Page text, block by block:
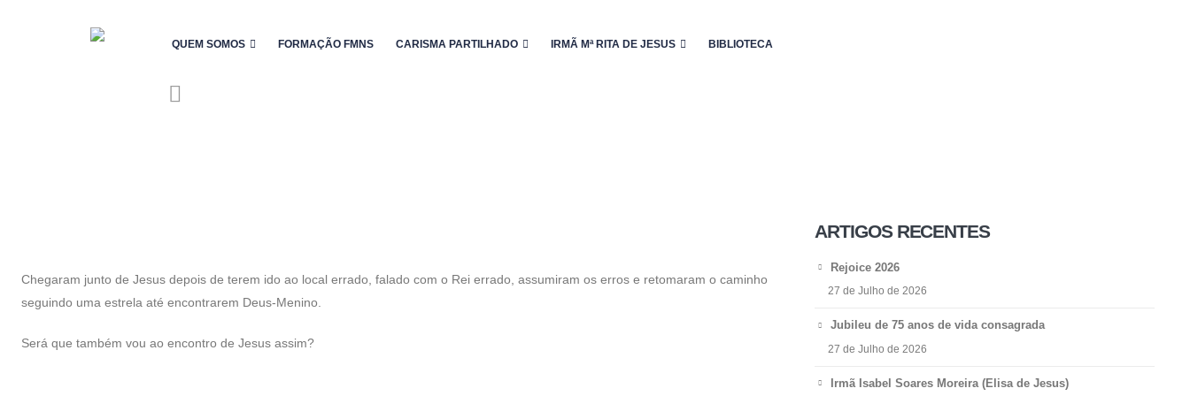
QUEM SOMOS FORMAÇÃO FMNS CARISMA PARTILHADO IRMÃ Mª RITA DE JESUS BIBLIOTECA
Chegaram junto de Jesus depois de terem ido ao local errado, falado com o Rei errado, assumiram os erros e retomaram o caminho
seguindo uma estrela até encontrarem Deus-Menino.
Será que também vou ao encontro de Jesus assim?
ARTIGOS RECENTES
Rejoice 2026
27 de Julho de 2026
Jubileu de 75 anos de vida consagrada
27 de Julho de 2026
Irmã Isabel Soares Moreira (Elisa de Jesus)